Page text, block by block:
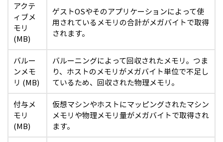
アクテ
ィブメ
モリ
(MB)
ゲストOSやそのアプリケーションによって使
用されているメモリの合計がメガバイトで取得
されます。
バルー
ンメモ
リ (MB)
バルーニングによって回収されたメモリ。つま
り、ホストのメモリがメガバイト単位で不足し
ているため、回収された物理メモリ。
付与メ
モリ
(MB)
仮想マシンやホストにマッピングされたマシン
メモリや物理メモリ量がメガバイトで取得され
ます。